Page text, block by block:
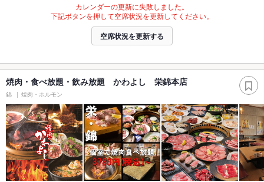
カレンダーの更新に失敗しました。
下記ボタンを押して空席状況を更新してください。
空席状況を更新する
焼肉・食べ放題・飲み放題 かわよし 栄錦本店
錦 焼肉・ホルモン